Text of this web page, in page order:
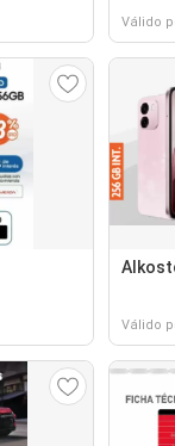
Válido
Válido